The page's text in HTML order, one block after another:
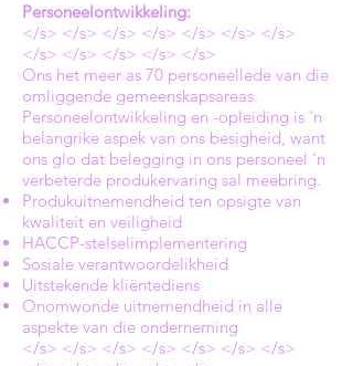
Personeelontwikkeling:
</s> </s> </s> </s> </s> </s> </s>
</s> </s> </s> </s> </s>
Ons het meer as 70 personeellede van die
omliggende gemeenskapsareas.
Personeelontwikkeling en -opleiding is 'n
belangrike aspek van ons besigheid, want
ons glo dat belegging in ons personeel 'n
verbeterde produkervaring sal meebring.
Produkuitnemendheid ten opsigte van
kwaliteit en veiligheid
HACCP-stelselimplementering
Sosiale verantwoordelikheid
Uitstekende kliëntediens
Onomwonde uitnemendheid in alle
aspekte van die onderneming
</s> </s> </s> </s> </s> </s> </s>